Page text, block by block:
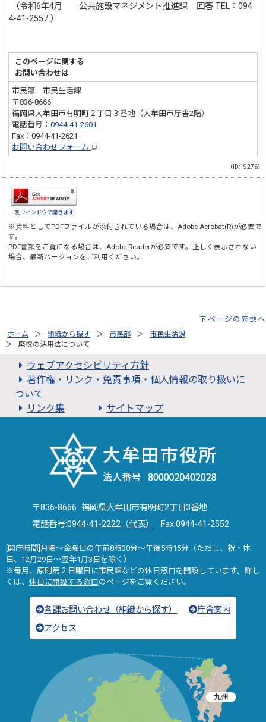
（令和6年4月 公共施設マネジメント推進課 回答 TEL：094
4-41-2557 ）
このページに関する
お問い合わせは
市民部 市民生活課
〒836-8666
福岡県大牟田市有明町２丁目３番地（大牟田市庁舎2階）
電話番号：0944-41-2601
Fax：0944-41-2621
お問い合わせフォーム
（ID:19276）
別ウィンドウで開きます
※資料としてPDFファイルが添付されている場合は、Adobe Acrobat(R)が必要で
す。
PDF書類をご覧になる場合は、Adobe Readerが必要です。正しく表示されない
場合、最新バージョンをご利用ください。
ページの先頭へ
ホーム 組織から探す 市民部
市民生活課
廃校の活用法について
ウェブアクセシビリティ方針
著作権・リンク・免責事項・個人情報の取り扱いに
ついて
リンク集
サイトマップ
〒836-8666 福岡県大牟田市有明町2丁目3番地
電話番号:0944-41-2222（代表） Fax:0944-41-2552
[開庁時間]月曜～金曜日の午前8時30分～午後5時15分（ただし、祝・休
日、12月29日～翌年1月3日を除く）
※毎月、原則第２日曜日に市民課などの休日窓口を開設しています。詳し
くは、 休日に開設する窓口のページをご覧ください。
各課お問い合わせ（組織から探す）
庁舎案内
アクセス